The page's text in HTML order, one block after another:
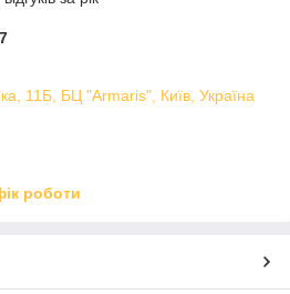
11Б, БЦ "Armaris", Київ, Україна
роботи